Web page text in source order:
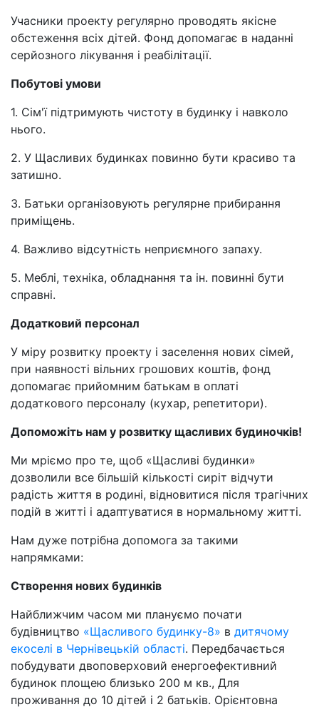
Учасники проекту регулярно проводять якісне
обстеження всіх дітей. Фонд допомагає в наданні
серйозного лікування і реабілітації.
Побутові умови
1. Сім'ї підтримують чистоту в будинку і навколо
нього.
2. У Щасливих будинках повинно бути красиво та
затишно.
3. Батьки організовують регулярне прибирання
приміщень.
4. Важливо відсутність неприємного запаху.
5. Меблі, техніка, обладнання та ін. повинні бути
справні.
Додатковий персонал
У міру розвитку проекту і заселення нових сімей,
при наявності вільних грошових коштів, фонд
допомагає прийомним батькам в оплаті
додаткового персоналу (кухар, репетитори).
Допоможіть нам у розвитку щасливих будиночків!
Ми мріємо про те, щоб «Щасливі будинки»
дозволили все більшій кількості сиріт відчути
радість життя в родині, відновитися після трагічних
подій в житті і адаптуватися в нормальному житті.
Нам дуже потрібна допомога за такими
напрямками:
Створення нових будинків
Найближчим часом ми плануємо почати
будівництво «Щасливого будинку-8» в дитячому
екоселі в Чернівецькій області. Передбачається
побудувати двоповерховий енергоефективний
будинок площею близько 200 м кв., Для
проживання до 10 дітей і 2 батьків. Орієнтовна